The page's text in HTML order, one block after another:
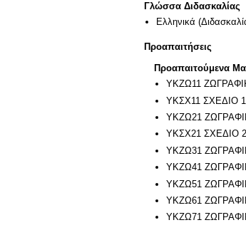
Γλώσσα Διδασκαλίας
Ελληνικά
Προαπαιτήσεις
Προαπαιτούμενα
ΥΚΖΩ11
ΥΚΣΧ11 ΣΧΕΔΙΟ 1
ΥΚΖΩ21
ΥΚΣΧ21 ΣΧΕΔΙΟ 2
ΥΚΖΩ31
ΥΚΖΩ41
ΥΚΖΩ51
ΥΚΖΩ61
ΥΚΖΩ71